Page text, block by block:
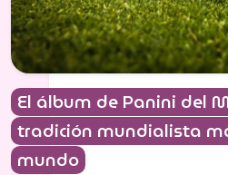
El álbum de Panini del
tradición mundialista
mundo